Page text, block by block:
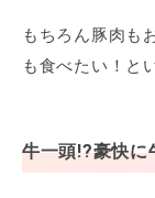
もちろん豚肉も
も食べたい！と
牛一頭!?豪快に